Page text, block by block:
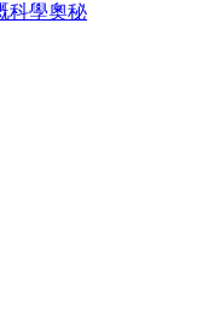
科學奧秘